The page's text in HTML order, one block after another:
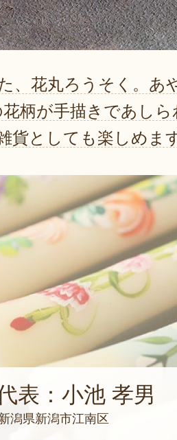
、花丸ろうそく。あ
柄が手描きであし
貨としても楽しめま
表：小池 孝男
潟県新潟市江南区